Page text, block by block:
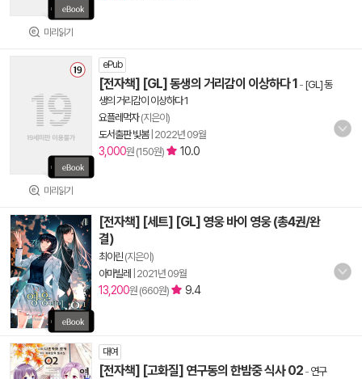
미리읽기
미리읽기
ePub
[전자책] [GL] 동생의 거리감이 이상하다 1 - [GL] 동
생의 거리감이 이상하다 1
요플레먹자(지은이)
도서출판 빛봄| 2022년 09월
3,000원 (150원) 10.0
[전자책] [세트] [GL] 영웅 바이 영웅 (총4권/완
결)
최이린 (지은이)
아마빌레
2021년 09월
13,200원 (660원) 9.4
대여
[전자책] [고화질] 연구동의 한밤중 식사 02 - 연구